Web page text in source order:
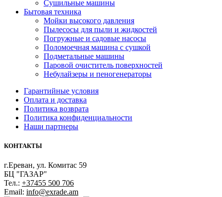
Сушильные машины
Бытовая техника
Мойки высокого давления
Пылесосы для пыли и жидкостей
Погружные и садовые насосы
Поломоечная машина с сушкой
Подметальные машины
Паровой очиститель поверхностей
Небулайзеры и пеногенераторы
Гарантийные условия
Оплата и доставка
Политика возврата
Политика конфиденциальности
Наши партнеры
КОНТАКТЫ
г.Ереван, ул. Комитас 59
БЦ "ГАЗАР"
Тел.: +37455 500 706
Email: info@exrade.am